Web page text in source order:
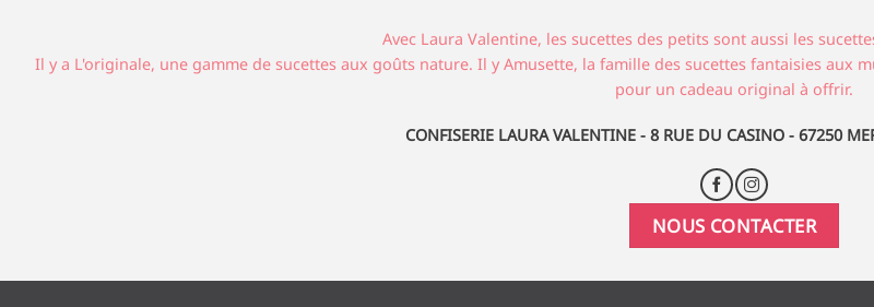
Avec Laura Valentine, les sucettes des petits sont aussi les
Il y a L'originale, une gamme de sucettes aux goûts nature. Il y Amusette, la famille des sucettes fantaisies
pour un cadeau original à offrir.
CONFISERIE LAURA VALENTINE - 8 RUE DU CASINO - 67250
NOUS CONTACTER